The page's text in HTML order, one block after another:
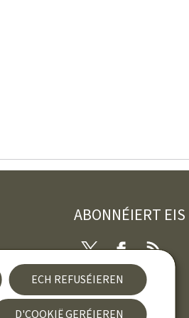
ECH REFUSÉIEREN
D'COOKIË GERÉIEREN
ABONNÉIERT EIS
TwitterFacebook
RSS